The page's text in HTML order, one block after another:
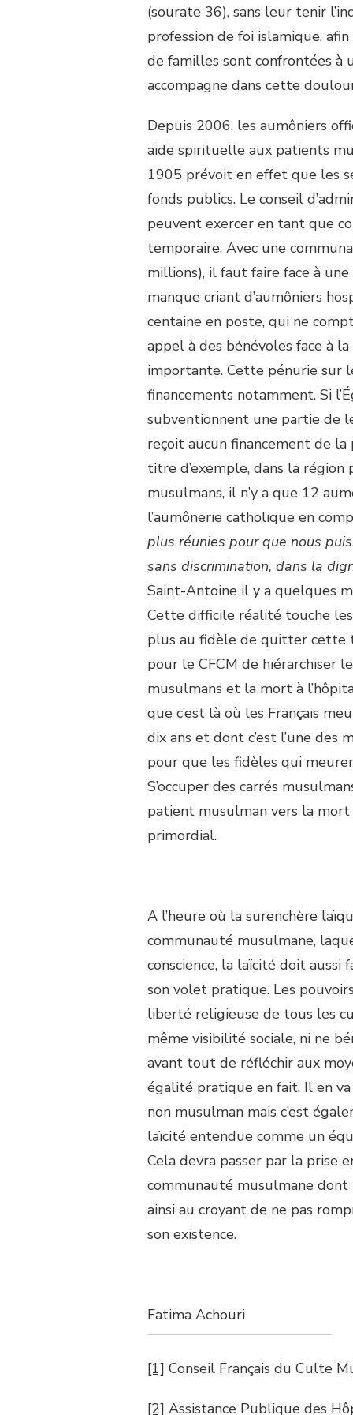
(sourate 36), sans leur tenir
profession de foi islamique,
de familles sont confrontées
accompagne dans cette
Depuis 2006, les aumôniers
aide spirituelle aux patients
1905 prévoit en effet que les
fonds publics. Le conseil
peuvent exercer en tant que
temporaire. Avec une
millions), il faut faire face à
manque criant d’aumôniers
centaine en poste, qui ne
appel à des bénévoles face à
importante. Cette pénurie sur
financements notamment. Si
subventionnent une partie de
reçoit aucun financement de
titre d’exemple, dans la
musulmans, il n’y a que 12
l’aumônerie catholique en
plus réunies pour que nous
sans discrimination, dans la
Saint-Antoine il y a quelques
Cette difficile réalité touche
plus au fidèle de quitter cette
pour le CFCM de hiérarchiser
musulmans et la mort à
que c’est là où les Français
dix ans et dont c’est l’une
pour que les fidèles qui
S’occuper des carrés
patient musulman vers la
primordial.
A l’heure où la surenchère
communauté musulmane,
conscience, la laïcité doit aussi
son volet pratique. Les
liberté religieuse de tous les
même visibilité sociale, ni ne
avant tout de réfléchir aux
égalité pratique en fait. Il en va
non musulman mais c’est
laïcité entendue comme un
Cela devra passer par la prise
communauté musulmane
ainsi au croyant de ne pas
son existence.
Fatima Achouri
[1] Conseil Français du Culte
[2] Assistance Publique des